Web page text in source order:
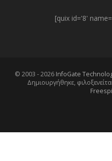
[quix id='8'
© 2003 - 2026 InfoGate
Δημιουργήθηκε,